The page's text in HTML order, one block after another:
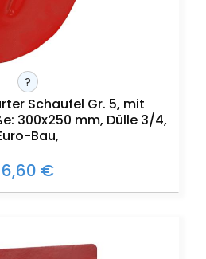
?
Schaufel Gr. 5, mit
300x250 mm, Dülle 3/4,
Bau,
6,60 €